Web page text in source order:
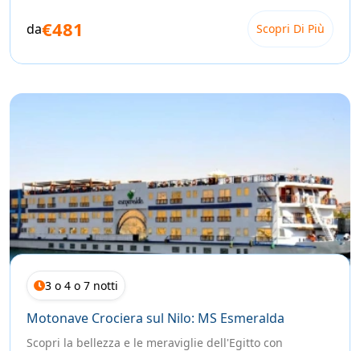
Motonave o Dahabeya: come scegliere la
nave giusta
motonave offrono piscina, ristorante e cabine ampie con
storiche barche a vela del Nilo — ospitano solo 8-12
persone a bordo e attraccano in villaggi e isole che le
grandi navi non possono raggiungere. Trovi tutte le
imbarcazioni nel nostrocatalogo completo.
Crociera sul Lago Nasser: l'alternativa più
rara
Il Nilo non finisce ad Assuan. Più a sud, dove pochi si
immenso circondato dal deserto, con i templi salvati dalle
acque quando fu costruita la diga.
da€481 Scopri Di Più
3 o 4 o 7 notti
Motonave Crociera sul Nilo: MS Esmeralda
Scopri la bellezza e le meraviglie dell'Egitto con